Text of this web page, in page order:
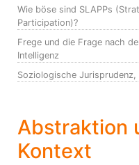
Wie böse sind SLAPPs
Participation)?
Frege und die Frage nach
Intelligenz
Soziologische
Abstraktion
Kontext